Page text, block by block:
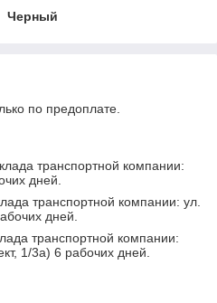
Черный
по предоплате.
транспортной компании:
дней.
транспортной компании: ул.
дней.
транспортной компании:
1/3а) 6 рабочих дней.